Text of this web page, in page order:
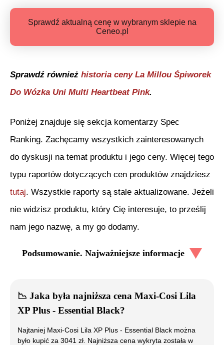
Sprawdź aktualną cenę w wybranym sklepie na
Ceneo.pl
Sprawdź również historia ceny La Millou Śpiworek
Do Wózka Uni Multi Heartbeat Pink.
Poniżej znajduje się sekcja komentarzy Spec
Ranking. Zachęcamy wszystkich zainteresowanych
do dyskusji na temat produktu i jego ceny. Więcej tego
typu raportów dotyczących cen produktów znajdziesz
tutaj. Wszystkie raporty są stale aktualizowane. Jeżeli
nie widzisz produktu, który Cię interesuje, to prześlij
nam jego nazwę, a my go dodamy.
Podsumowanie. Najważniejsze informacje
📉 Jaka była najniższa cena Maxi-Cosi Lila
XP Plus - Essential Black?
Najtaniej Maxi-Cosi Lila XP Plus - Essential Black można
było kupić za 3041 zł. Najniższa cena wykryta została w